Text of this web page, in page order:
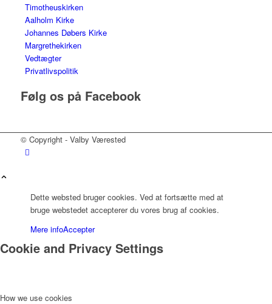
Timotheuskirken
Aalholm Kirke
Johannes Døbers Kirke
Margrethekirken
Vedtægter
Privatlivspolitik
Følg os på Facebook
© Copyright - Valby Værested
Dette websted bruger cookies. Ved at fortsætte med at
bruge webstedet accepterer du vores brug af cookies.
Mere infoAccepter
Cookie and Privacy Settings
How we use cookies